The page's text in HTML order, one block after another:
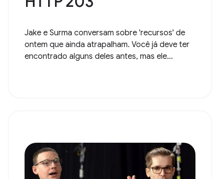
Jake e Surma conversam sobre 'recursos' de
ontem que ainda atrapalham. Você já deve ter
encontrado alguns deles antes, mas ele...